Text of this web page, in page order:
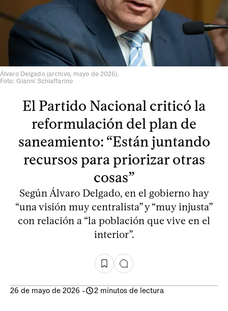
Álvaro Delgado (archivo, mayo de 2026).
Foto: Gianni Schiaffarino
El Partido Nacional criticó la
reformulación del plan de
saneamiento: “Están juntando
recursos para priorizar otras
cosas”
Según Álvaro Delgado, en el gobierno hay
“una visión muy centralista” y “muy injusta”
con relación a “la población que vive en el
interior”.
26 de mayo de 2026 - 2 minutos de lectura